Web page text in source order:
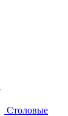
Столовые